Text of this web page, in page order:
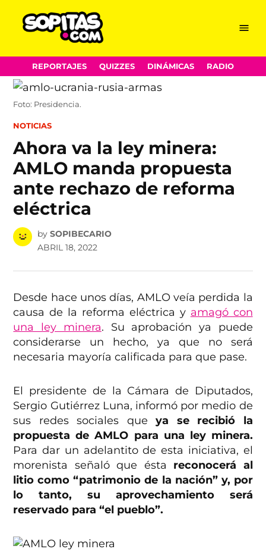
Skip
to
content
Menu
REPORTAJES QUIZZES DINÁMICAS RADIO
Foto: Presidencia.
POSTED
NOTICIAS
Ahora va la ley minera:
AMLO manda propuesta
ante rechazo de reforma
eléctrica
by SOPIBECARIO
ABRIL 18, 2022
Desde hace unos días, AMLO veía perdida la
causa de la reforma eléctrica y amagó con
una ley minera. Su aprobación ya puede
considerarse un hecho, ya que no será
necesaria mayoría calificada para que pase.
El presidente de la Cámara de Diputados,
Sergio Gutiérrez Luna, informó por medio de
sus redes sociales que ya se recibió la
propuesta de AMLO para una ley minera.
Para dar un adelantito de esta iniciativa, el
morenista señaló que ésta reconocerá al
litio como “patrimonio de la nación” y, por
lo tanto, su aprovechamiento será
reservado para “el pueblo”.